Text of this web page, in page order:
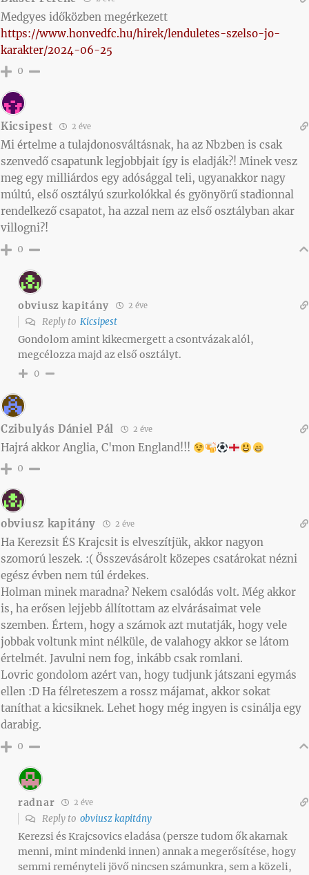
Medgyes időközben megérkezett
https://www.honvedfc.hu/hirek/lenduletes-szelso-jo-
karakter/2024-06-25
0
Kicsipest 2 éve
Mi értelme a tulajdonosváltásnak, ha az Nb2ben is csak
szenvedő csapatunk legjobbjait így is eladják?! Minek vesz
meg egy milliárdos egy adósággal teli, ugyanakkor nagy
múltú, első osztályú szurkolókkal és gyönyörű stadionnal
rendelkező csapatot, ha azzal nem az első osztályban akar
villogni?!
0
obviusz kapitány 2 éve
Reply to Kicsipest
Gondolom amint kikecmergett a csontvázak alól,
megcélozza majd az első osztályt.
0
Czibulyás Dániel Pál 2 éve
Hajrá akkor Anglia, C'mon England!!!
0
obviusz kapitány 2 éve
Ha Kerezsit ÉS Krajcsit is elveszítjük, akkor nagyon
szomorú leszek. :( Összevásárolt közepes csatárokat nézni
egész évben nem túl érdekes.
Holman minek maradna? Nekem csalódás volt. Még akkor
is, ha erősen lejjebb állítottam az elvárásaimat vele
szemben. Értem, hogy a számok azt mutatják, hogy vele
jobbak voltunk mint nélküle, de valahogy akkor se látom
értelmét. Javulni nem fog, inkább csak romlani.
Lovric gondolom azért van, hogy tudjunk játszani egymás
ellen :D Ha félreteszem a rossz májamat, akkor sokat
taníthat a kicsiknek. Lehet hogy még ingyen is csinálja egy
darabig.
0
radnar 2 éve
Reply to obviusz kapitány
Kerezsi és Krajcsovics eladása (persze tudom ők akarnak
menni, mint mindenki innen) annak a megerősítése, hogy
semmi reményteli jövő nincsen számunkra, sem a közeli,